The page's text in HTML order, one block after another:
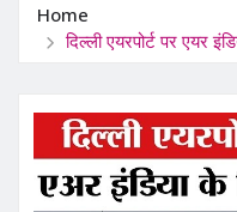
Home
दिल्ली एयरपोर्ट पर एयर